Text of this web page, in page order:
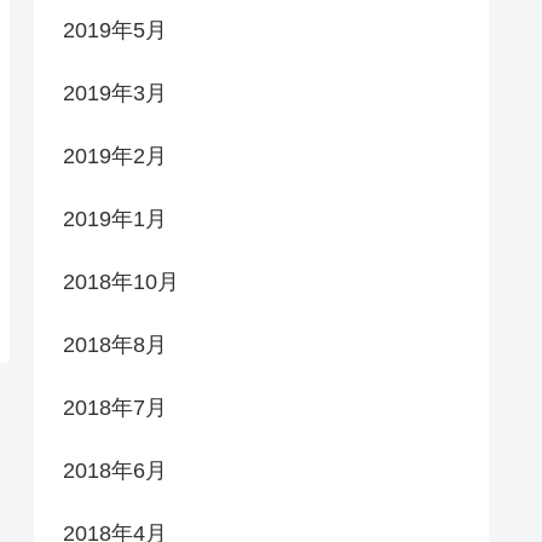
2019年5月
2019年3月
2019年2月
2019年1月
2018年10月
2018年8月
2018年7月
2018年6月
2018年4月